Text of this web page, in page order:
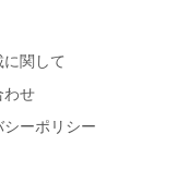
関して
わせ
ーポリシー